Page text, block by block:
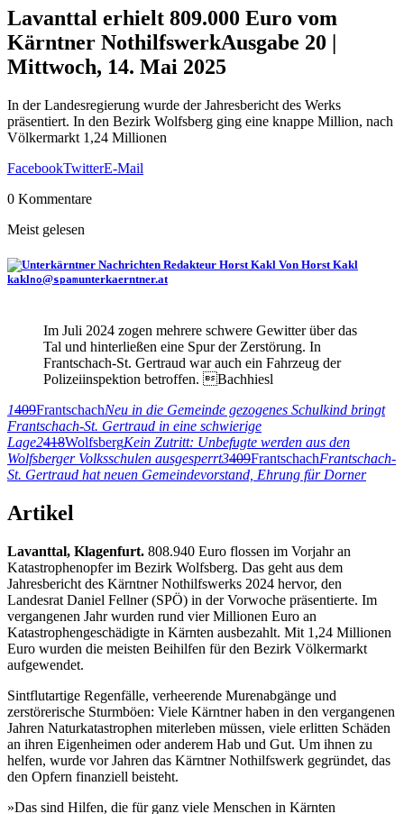
Lavanttal erhielt 809.000 Euro vom
Kärntner NothilfswerkAusgabe 20 |
Mittwoch, 14. Mai 2025
In der Landesregierung wurde der Jahresbericht des Werks
präsentiert. In den Bezirk Wolfsberg ging eine knappe Million, nach
Völkermarkt 1,24 Millionen
FacebookTwitterE-Mail
0 Kommentare
Meist gelesen
Von Horst Kakl
kaklno@spamunterkaerntner.at
Im Juli 2024 zogen mehrere schwere Gewitter über das
Tal und hinterließen eine Spur der Zerstörung. In
Frantschach-St. Gertraud war auch ein Fahrzeug der
Polizeiinspektion betroffen. Bachhiesl
1409FrantschachNeu in die Gemeinde gezogenes Schulkind bringt
Frantschach-St. Gertraud in eine schwierige
Lage2418WolfsbergKein Zutritt: Unbefugte werden aus den
Wolfsberger Volksschulen ausgesperrt3409FrantschachFrantschach-
St. Gertraud hat neuen Gemeindevorstand, Ehrung für Dorner
Artikel
Lavanttal, Klagenfurt. 808.940 Euro flossen im Vorjahr an
Katastrophenopfer im Bezirk Wolfsberg. Das geht aus dem
Jahresbericht des Kärntner Nothilfswerks 2024 hervor, den
Landesrat Daniel Fellner (SPÖ) in der Vorwoche präsentierte. Im
vergangenen Jahr wurden rund vier Millionen Euro an
Katastrophengeschädigte in Kärnten ausbezahlt. Mit 1,24 Millionen
Euro wurden die meisten Beihilfen für den Bezirk Völkermarkt
aufgewendet.
Sintflutartige Regenfälle, verheerende Murenabgänge und
zerstörerische Sturmböen: Viele Kärntner haben in den vergangenen
Jahren Naturkatastrophen miterleben müssen, viele erlitten Schäden
an ihren Eigenheimen oder anderem Hab und Gut. Um ihnen zu
helfen, wurde vor Jahren das Kärntner Nothilfswerk gegründet, das
den Opfern finanziell beisteht.
»Das sind Hilfen, die für ganz viele Menschen in Kärnten